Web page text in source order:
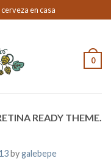
en casa
0
READY THEME.
bygalebepe